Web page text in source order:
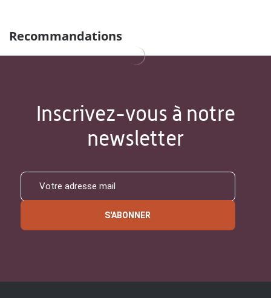
Recommandations
Inscrivez-vous à notre
newsletter
S'ABONNER